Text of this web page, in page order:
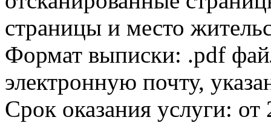
страницы и место
Формат выписки: .pdf
электронную почту,
Срок оказания услуги: от